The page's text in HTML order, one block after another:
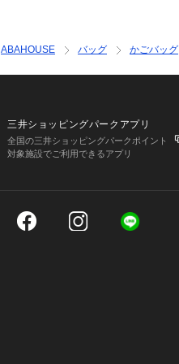
ABAHOUSE バッグ かごバッグ
三井ショッピングパークアプリ
全国の三井ショッピングパークポイント
対象施設でご利用できるアプリ